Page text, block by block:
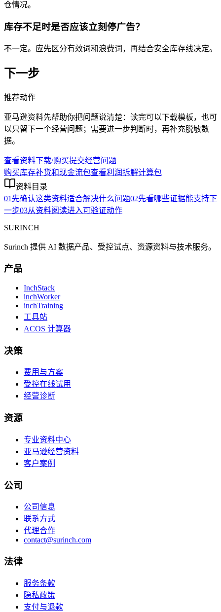
仓情况。
库存不足时是否应该立刻停广告？
不一定。应先区分有效词和浪费词，再结合安全库存线决定。
下一步
推荐动作
亚马逊资料先帮助你把问题说清楚：读完可以下载模板，也可
以只留下一个经营问题；需要进一步判断时，再补充脱敏数
据。
查看资料下载/购买提交经营问题
购买库存补货和现金流包查看利润拆解计算包
资料目录
01 先确认这类资料适合解决什么问题02先看哪些证据能支持下
一步03从资料阅读进入可验证动作
SURINCH
Surinch 提供 AI 数据产品、受控试点、资源资料与技术服务。
产品
InchStack
inchWorker
inchTraining
工具站
ACOS 计算器
决策
费用与方案
受控在线试用
经营诊断
资源
专业资料中心
亚马逊经营资料
客户案例
公司
公司信息
联系方式
代理合作
contact@surinch.com
法律
服务条款
隐私政策
支付与退款